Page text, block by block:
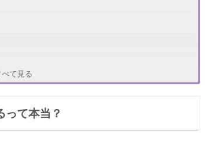
て見る
って本当？